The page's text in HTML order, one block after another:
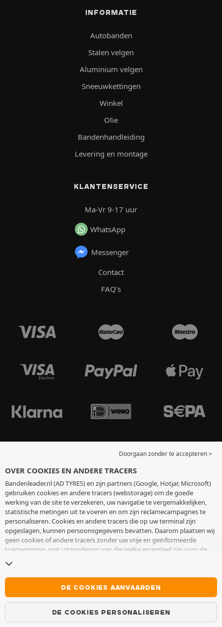
INFORMATIE
Autobanden
Stalen velgen
Aluminium velgen
Sneeuwkettingen
Winkel
Olie
Bandenhandleiding
Levering en montage
KLANTENSERVICE
Ma-Vr 9-17 uur
WhatsApp
Messenger
Contact
FAQ’s
Doorgaan zonder te accepteren >
OVER COOKIES EN ANDERE TRACERS
Bandenleader.nl (AD TYRES) en zijn partners (Google, Hotjar, Microsoft)
gebruiken cookies en andere tracers (webstorage) om de goede
werking van de site te verzekeren, uw navigatie te vergemakkelijken,
statistische metingen uit te voeren en om zijn reclamecampagnes te
personaliseren. Cookies en andere tracers die op uw terminal zijn
opgeslagen, kunnen persoonsgegevens bevatten. Daarom plaatsen wij
geen cookies of andere tracers zonder uw vrije en geïnformeerde
toestemming, met uitzondering van die welke essentieel zijn voor de
toestemming op elk moment intrekken door naar de pagina over
cookies en andere tracerste gaan. U kunt ervoor kiezen om verder te
surfen zonder het deponeren van cookies of andere tracers te
aanvaarden. Weigering verhindert de toegang tot diensten niet AD
TYRES. Voor meer informatie,
DE COOKIES AANVAARDEN
DE COOKIES PERSONALISEREN